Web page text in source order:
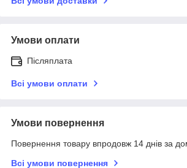
Умови оплати
Післяплата
Всі умови оплати
Умови повернення
Повернення товару впродовж 14 днів за
Всі умови повернення